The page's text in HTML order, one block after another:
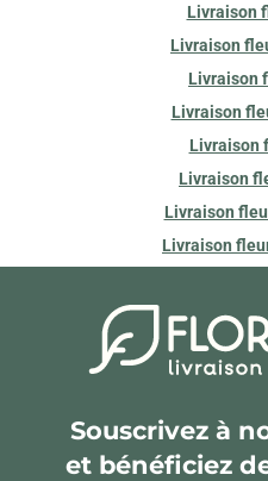
Livraison
Livraison
Livraison
Livraison
Livraison
Livraison
Livraison
Livraison
Souscrivez à
et bénéficiez